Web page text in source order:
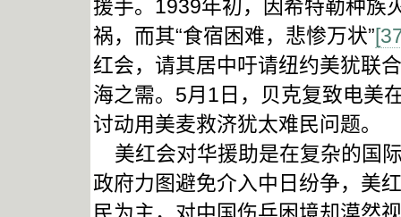
援手。1939年初，因希特勒种族
祸，而其“食宿困难，悲惨万状”
红会，请其居中吁请纽约美犹联
海之需。5月1日，贝克复致电美
讨动用美麦救济犹太难民问题。
美红会对华援助是在复杂的国
政府力图避免介入中日纷争，美